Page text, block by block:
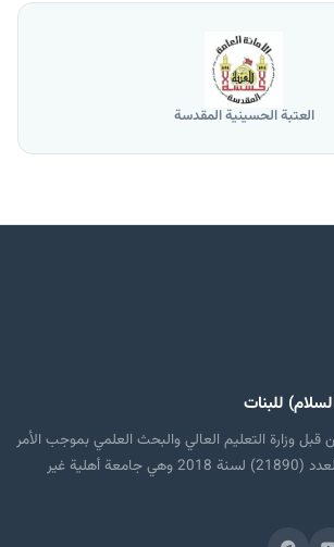
العتبة الحسينية المقدسة
للبنات
وزارة التعليم العالي والبحث العلمي بموجب الأمر
الوزاري الصادر منها ذي العدد (21890) لسنة 2018 وهي جامعة أهلية غير